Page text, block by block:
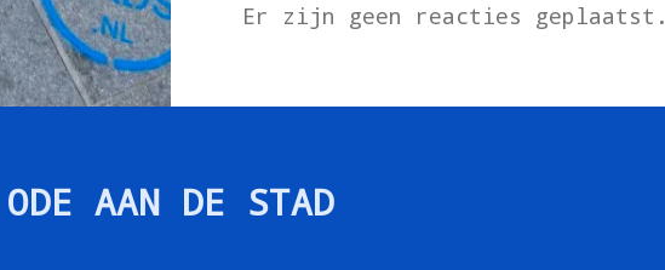
Er zijn geen reacties geplaatst.
ODE AAN DE STAD